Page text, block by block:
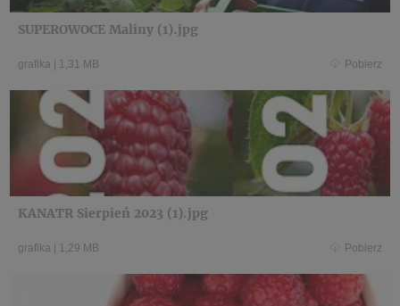
SUPEROWOCE Maliny (1).jpg
grafika | 1,31 MB Pobierz
KANATR Sierpień 2023 (1).jpg
grafika | 1,29 MB Pobierz